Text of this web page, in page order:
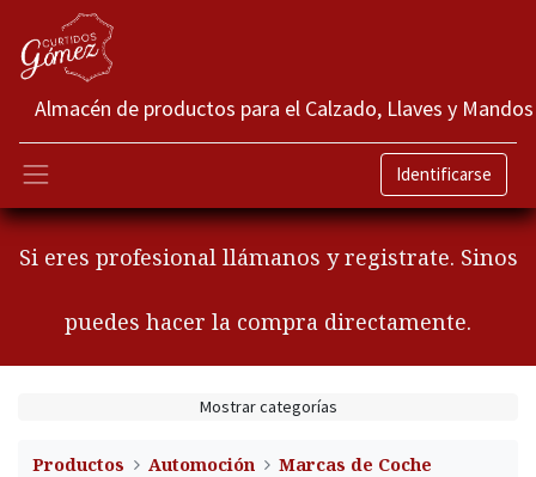
Almacén de productos para el Calzado, Llaves y Mandos
Identificarse
Si eres profesional llámanos y registrate. Sinos
puedes hacer la compra directamente.
Mostrar categorías
Productos Automoción
Marcas de Coche